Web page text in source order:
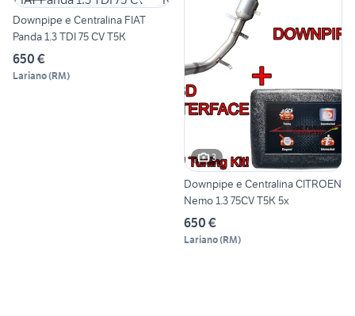
Downpipe e Centralina FIAT
Panda 1.3 TDI 75 CV T5K
650 €
Lariano(RM)
3
Downpipe e Centralina CITROEN
Nemo 1.3 75CV T5K 5x
650 €
Lariano(RM)